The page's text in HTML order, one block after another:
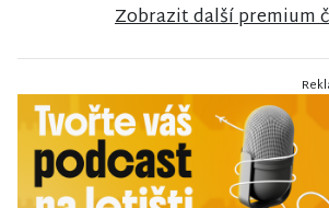
Zobrazit další premium